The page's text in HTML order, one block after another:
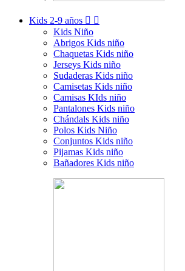
Kids 2-9 años  
Kids Niño
Abrigos Kids niño
Chaquetas Kids niño
Jerseys Kids niño
Sudaderas Kids niño
Camisetas Kids niño
Camisas KIds niño
Pantalones Kids niño
Chándals Kids niño
Polos Kids Niño
Conjuntos Kids niño
Pijamas Kids niño
Bañadores Kids niño